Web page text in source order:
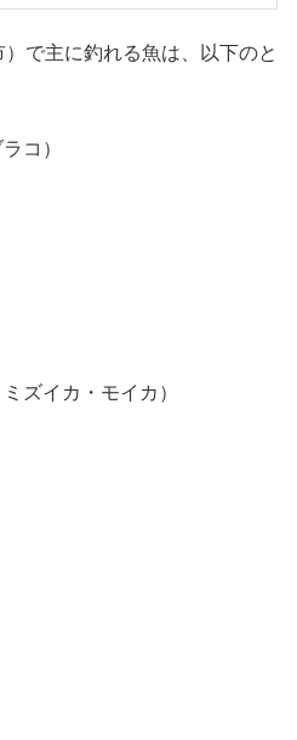
で主に釣れる魚は、以下のと
コ）
ズイカ・モイカ）